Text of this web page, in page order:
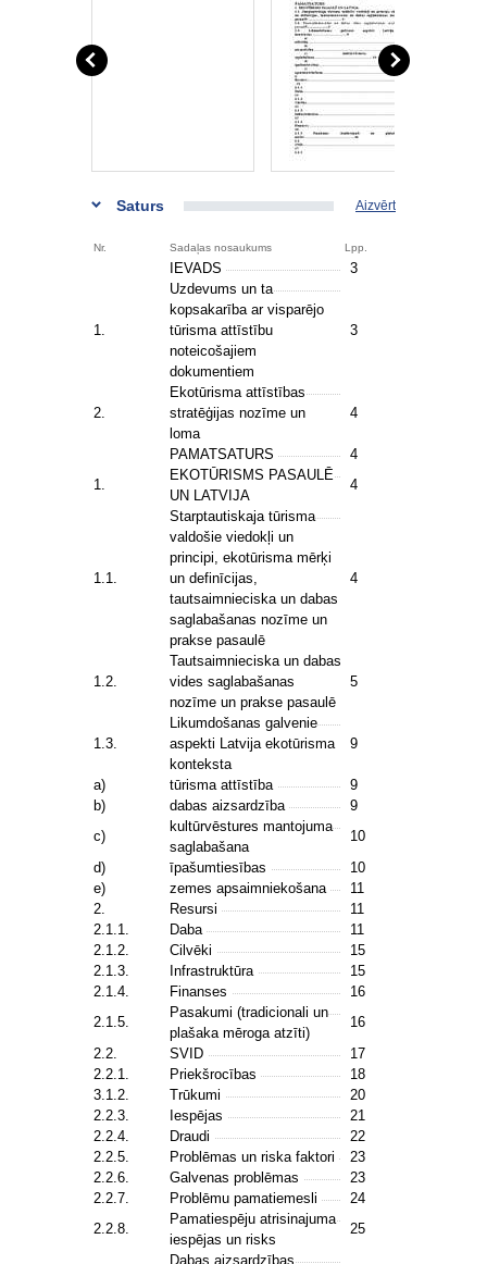
Saturs Aizvērt
Nr. Sadaļas nosaukums Lpp.
IEVADS 3
1.
Uzdevums un ta
kopsakarība ar visparējo
tūrisma attīstību
noteicošajiem
dokumentiem
3
2.
Ekotūrisma attīstības
stratēģijas nozīme un
loma
4
PAMATSATURS
4
1.
EKOTŪRISMS PASAULĒ
UN LATVIJA
4
1.1.
Starptautiskaja tūrisma
valdošie viedokļi un
principi, ekotūrisma mērķi
un definīcijas,
tautsaimnieciska un dabas
saglabašanas nozīme un
prakse pasaulē
4
1.2.
Tautsaimnieciska un dabas
vides saglabašanas
nozīme un prakse pasaulē
5
1.3.
Likumdošanas galvenie
aspekti Latvija ekotūrisma
konteksta
9
a) tūrisma attīstība
9
b)
dabas aizsardzība
9
c)
kultūrvēstures mantojuma
saglabašana
10
d)
īpašumtiesības
10
e)
zemes apsaimniekošana
11
2.
Resursi
11
2.1.1.
Daba
11
2.1.2.
Cilvēki
15
2.1.3.
Infrastruktūra
15
2.1.4.
Finanses
16
2.1.5.
Pasakumi (tradicionali un
plašaka mēroga atzīti)
16
2.2.
SVID
17
2.2.1.
Priekšrocības
18
3.1.2.
Trūkumi
20
2.2.3.
Iespējas
21
2.2.4.
Draudi
22
2.2.5.
Problēmas un riska faktori
23
2.2.6.
Galvenas problēmas
23
2.2.7.
Problēmu pamatiemesli
24
2.2.8.
Pamatiespēju atrisinajuma
iespējas un risks
25
Dabas aizsardzības